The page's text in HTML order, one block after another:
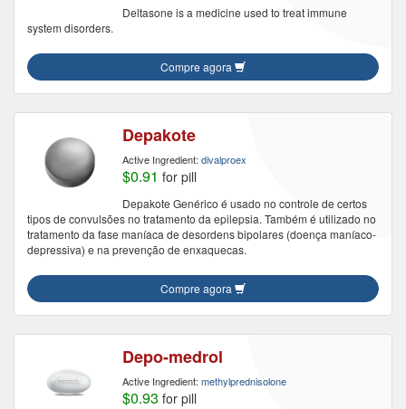
Deltasone is a medicine used to treat immune
system disorders.
Compre agora
Depakote
Active Ingredient: divalproex
$0.91 for pill
Depakote Genérico é usado no controle de certos
tipos de convulsões no tratamento da epilepsia. Também é utilizado no
tratamento da fase maníaca de desordens bipolares (doença maníaco-
depressiva) e na prevenção de enxaquecas.
Compre agora
Depo-medrol
Active Ingredient: methylprednisolone
$0.93 for pill